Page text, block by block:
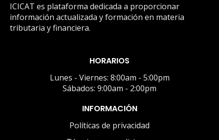
ICICAT es plataforma dedicada a proporcionar
información actualizada y formación en materia
tributaria y financiera.
HORARIOS
Lunes - Viernes: 8:00am - 5:00pm
Sábados: 9:00am - 2:00pm
INFORMACIÓN
Políticas de privacidad